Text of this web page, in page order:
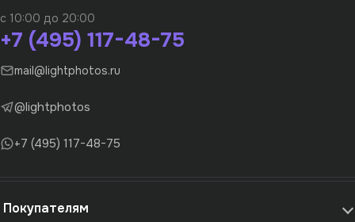
с 10:00 до 20:00
+7 (495) 117-48-75
mail@lightphotos.ru
@lightphotos
+7 (495) 117-48-75
Покупателям